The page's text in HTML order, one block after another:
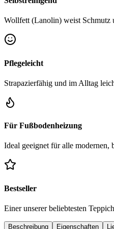
Wollfett (Lanolin) weist Schmutz
Pflegeleicht
Strapazierfähig und im Alltag
Für Fußbodenheizung
Ideal geeignet für alle modernen,
Bestseller
Einer unserer beliebtesten
Beschreibung Eigenschaften